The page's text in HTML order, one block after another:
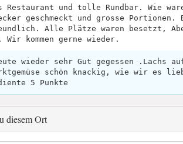
Restaurant und tolle Rundbar. Wie
geschmeckt und grosse Portionen.
Alle Plätze waren besetzt,
Wir kommen gerne wieder.
wieder sehr Gut gegessen .Lachs
schön knackig, wie wir es
5 Punkte
diesem Ort